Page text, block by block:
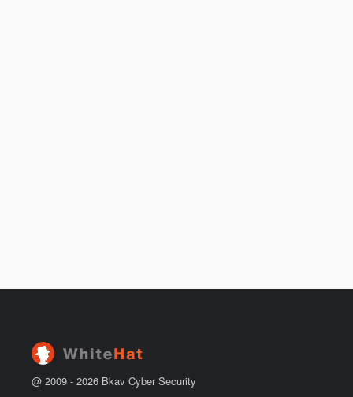
@ 2009 - 2026 Bkav Cyber Security